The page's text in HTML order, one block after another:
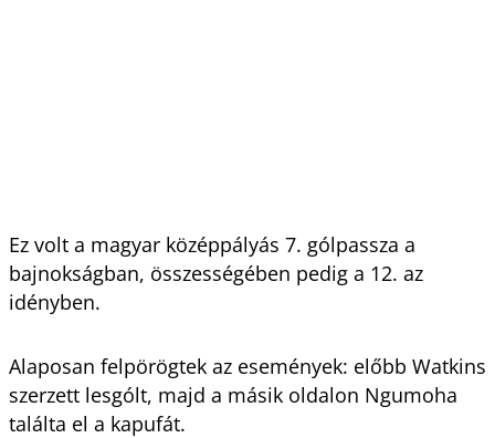
Ez volt a magyar középpályás 7. gólpassza a
bajnokságban, összességében pedig a 12. az
idényben.
Alaposan felpörögtek az események: előbb Watkins
szerzett lesgólt, majd a másik oldalon Ngumoha
találta el a kapufát.